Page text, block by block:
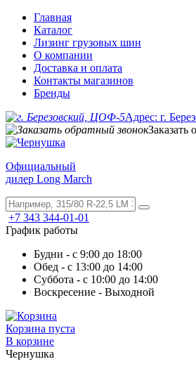
Главная
Каталог
Лизинг грузовых шин
О компании
Доставка и оплата
Контакты магазинов
Бренды
Адрес: г.
Заказать
Официальный
дилер Long March
+7 343 344-01-01
График работы
Будни - с 9:00 до 18:00
Обед - с 13:00 до 14:00
Суббота - с 10:00 до 14:00
Воскресение - Выходной
Корзина пуста
В корзине
Чернушка